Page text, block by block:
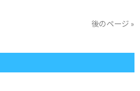
後のページ »